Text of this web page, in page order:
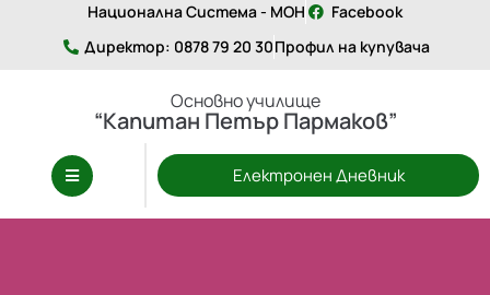
Национална Система - МОН
Facebook
Директор: 0878 79 20 30Профил на купувача
Основно училище
“Капитан Петър Пармаков”
Електронен Дневник